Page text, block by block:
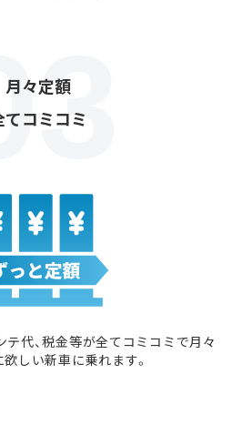
月々定額
てコミコミ
テ代、税金等が全てコミコミで月々
しい新車に乗れます。